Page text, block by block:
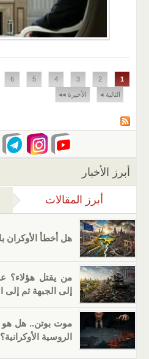
الصفحات
1
2
3
4
5
6
التالية ◂ الأخيرة ◂◂
أبرز الأخبار
أبرز المقالات (علامة
هل أخطأ الأوكران
من يقتل هؤلاء؟
إلى الجبهة ثم إلى
موت بوتن.. هل هو
الروسية الأوكرانية؟